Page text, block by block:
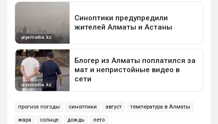
прогноз погоды синоптики август температура в Алматы
жара солнце дождь лето